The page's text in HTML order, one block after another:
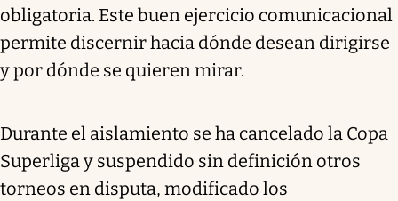
obligatoria. Este buen ejercicio comunicacional
permite discernir hacia dónde desean dirigirse
y por dónde se quieren mirar.
Durante el aislamiento se ha cancelado la Copa
Superliga y suspendido sin definición otros
torneos en disputa, modificado los